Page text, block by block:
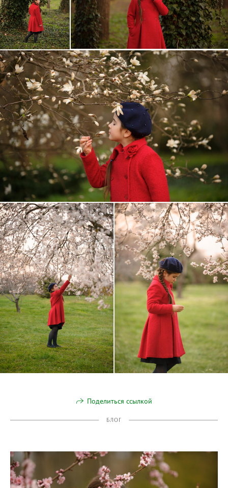
Поделиться ссылкой
БЛОГ